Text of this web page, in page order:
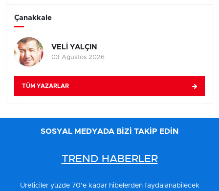
Çanakkale
VELİ YALÇIN
03 Ağustos 2026
TÜM YAZARLAR
SOSYAL MEDYADA BİZİ TAKİP EDİN
TREND HABERLER
Üreticiler yüzde 70’e kadar hibelerden faydalanabilecek